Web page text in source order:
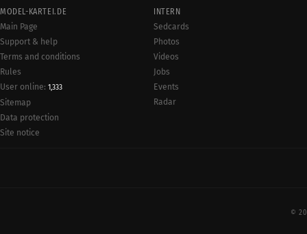
MODEL-KARTEI.DE
Main Page
Support & help
Terms and conditions
Rules
User online: 1,333
Sitemap
Data protection
Site notice
INTERN
Sedcards
Photos
Videos
Jobs
Events
Radar
©